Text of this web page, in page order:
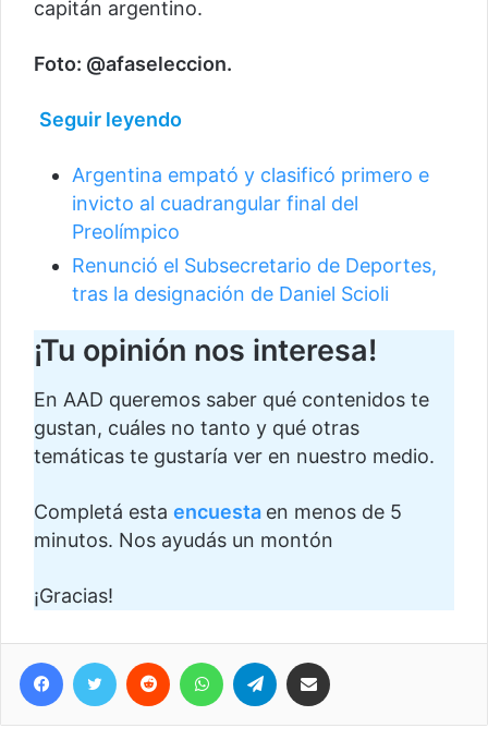
capitán argentino.
Foto: @afaseleccion.
Seguir leyendo
Argentina empató y clasificó primero e
invicto al cuadrangular final del
Preolímpico
Renunció el Subsecretario de Deportes,
tras la designación de Daniel Scioli
¡Tu opinión nos interesa!
En AAD queremos saber qué contenidos te
gustan, cuáles no tanto y qué otras
temáticas te gustaría ver en nuestro medio.
Completá esta encuesta en menos de 5
minutos. Nos ayudás un montón
¡Gracias!
Facebook
Twitter Reddit WhatsAppTelegram